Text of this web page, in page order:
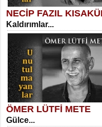
SELAHATTİN YILDIZ
İnsanın Zindanı...
MEHMET TAŞTAN
Kadir Ünal
Ayağıma Dolanan
NECİP FAZIL
Kaldırımlar...
ÖMER LÜTFİ METE
Gülce...